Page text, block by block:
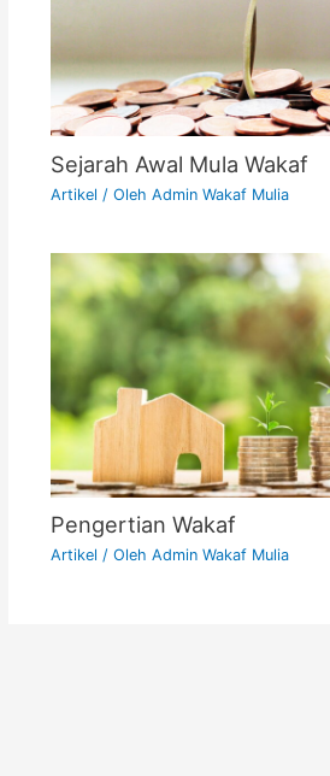
Sejarah Awal Mula Wakaf
Artikel / Oleh Admin Wakaf Mulia
Pengertian Wakaf
Artikel / Oleh Admin Wakaf Mulia